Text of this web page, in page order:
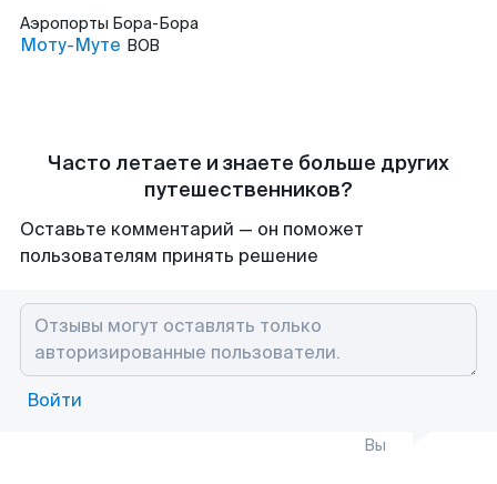
Аэропорты Бора-Бора
Моту-Муте BOB
Часто летаете и знаете больше других
путешественников?
Оставьте комментарий — он поможет
пользователям принять решение
Войти
Вы